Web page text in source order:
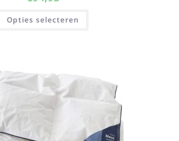
Opties selecteren